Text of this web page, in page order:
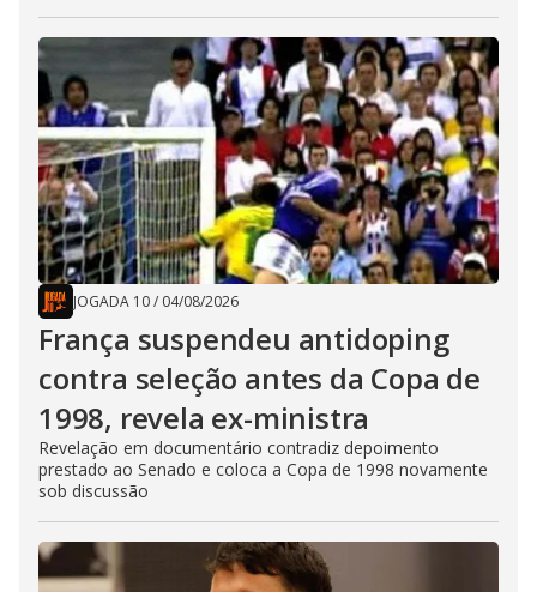
JOGADA 10/ 04/08/2026
França suspendeu antidoping
contra seleção antes da Copa de
1998, revela ex-ministra
Revelação em documentário contradiz depoimento
prestado ao Senado e coloca a Copa de 1998 novamente
sob discussão